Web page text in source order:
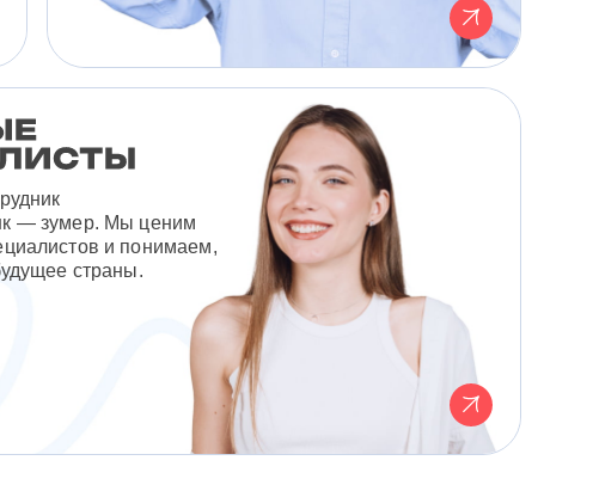
— зумер. Мы ценим
и понимаем,
страны.